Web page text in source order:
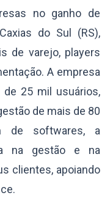
no ganho de
do Sul (RS),
de varejo, players
A empresa
25 mil usuários,
de mais de 80
de softwares, a
na gestão e na
clientes, apoiando